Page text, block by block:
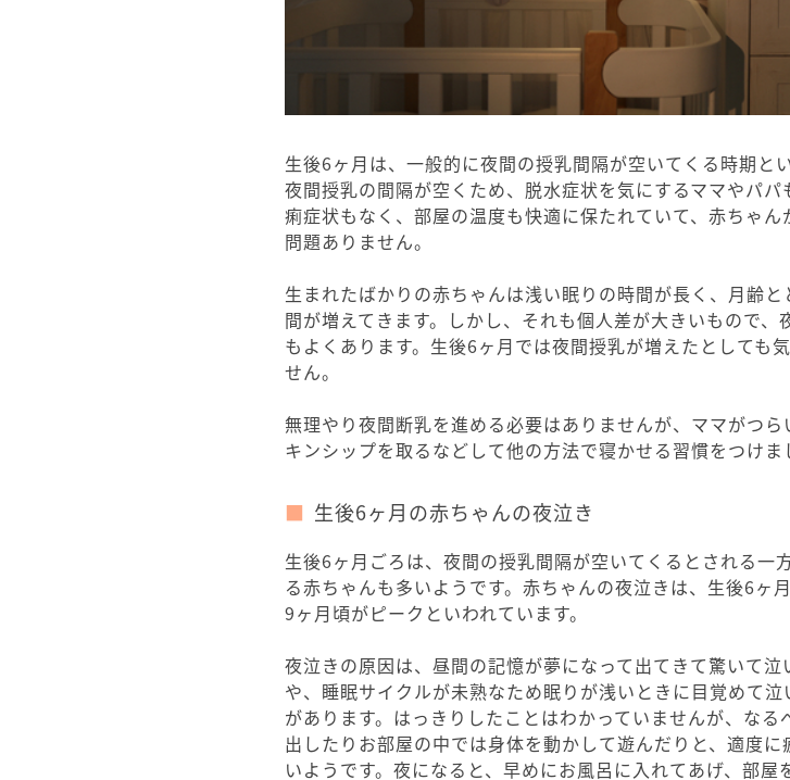
生後6ヶ月は、一般的に夜間の授乳間隔が空いてくる時期と
夜間授乳の間隔が空くため、脱水症状を気にするママやパ
痢症状もなく、部屋の温度も快適に保たれていて、赤ちゃ
問題ありません。
生まれたばかりの赤ちゃんは浅い眠りの時間が長く、月齢
間が増えてきます。しかし、それも個人差が大きいもので、
もよくあります。生後6ヶ月では夜間授乳が増えたとしても
せん。
無理やり夜間断乳を進める必要はありませんが、ママがつら
キンシップを取るなどして他の方法で寝かせる習慣をつけま
生後6ヶ月の赤ちゃんの夜泣き
生後6ヶ月ごろは、夜間の授乳間隔が空いてくるとされる一
る赤ちゃんも多いようです。赤ちゃんの夜泣きは、生後6ヶ
9ヶ月頃がピークといわれています。
夜泣きの原因は、昼間の記憶が夢になって出てきて驚いて泣
や、睡眠サイクルが未熟なため眠りが浅いときに目覚めて
があります。はっきりしたことはわかっていませんが、なる
出したりお部屋の中では身体を動かして遊んだりと、適度に
いようです。夜になると、早めにお風呂に入れてあげ、部屋